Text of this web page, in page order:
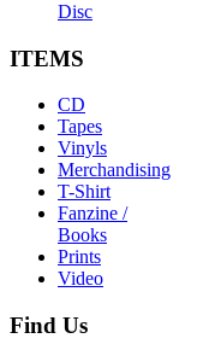
Disc
ITEMS
CD
Tapes
Vinyls
Merchandising
T-Shirt
Fanzine /
Books
Prints
Video
Find Us